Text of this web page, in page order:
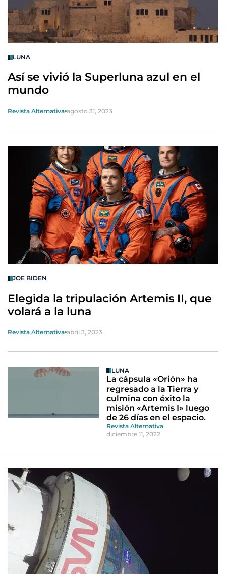
LUNA
Así se vivió la Superluna azul en el
mundo
Revista Alternativa agosto 31, 2023
JOE BIDEN
Elegida la tripulación Artemis II, que
volará a la luna
Revista Alternativa abril 3, 2023
LUNA
La cápsula «Orión» ha
regresado a la Tierra y
culmina con éxito la
misión «Artemis I» luego
de 26 días en el espacio.
Revista Alternativa
diciembre 11, 2022